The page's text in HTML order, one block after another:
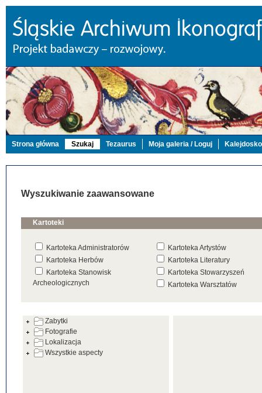
Strona główna Szukaj Tezaurus Moja galeria / Loguj
Wyszukiwanie zaawansowane
Kartoteki
Kartoteka Administratorów
Kartoteka Artystów
Kartoteka Herbów
Kartoteka Literatury
Kartoteka Stanowisk
Archeologicznych
Kartoteka Stowarzyszeń
Kartoteka Warsztatów
Zabytki
Fotografie
Lokalizacja
Wszystkie aspecty